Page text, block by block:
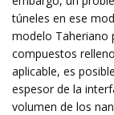
túneles en ese
modelo Taheriano
compuestos
aplicable, es
espesor de la
volumen de los